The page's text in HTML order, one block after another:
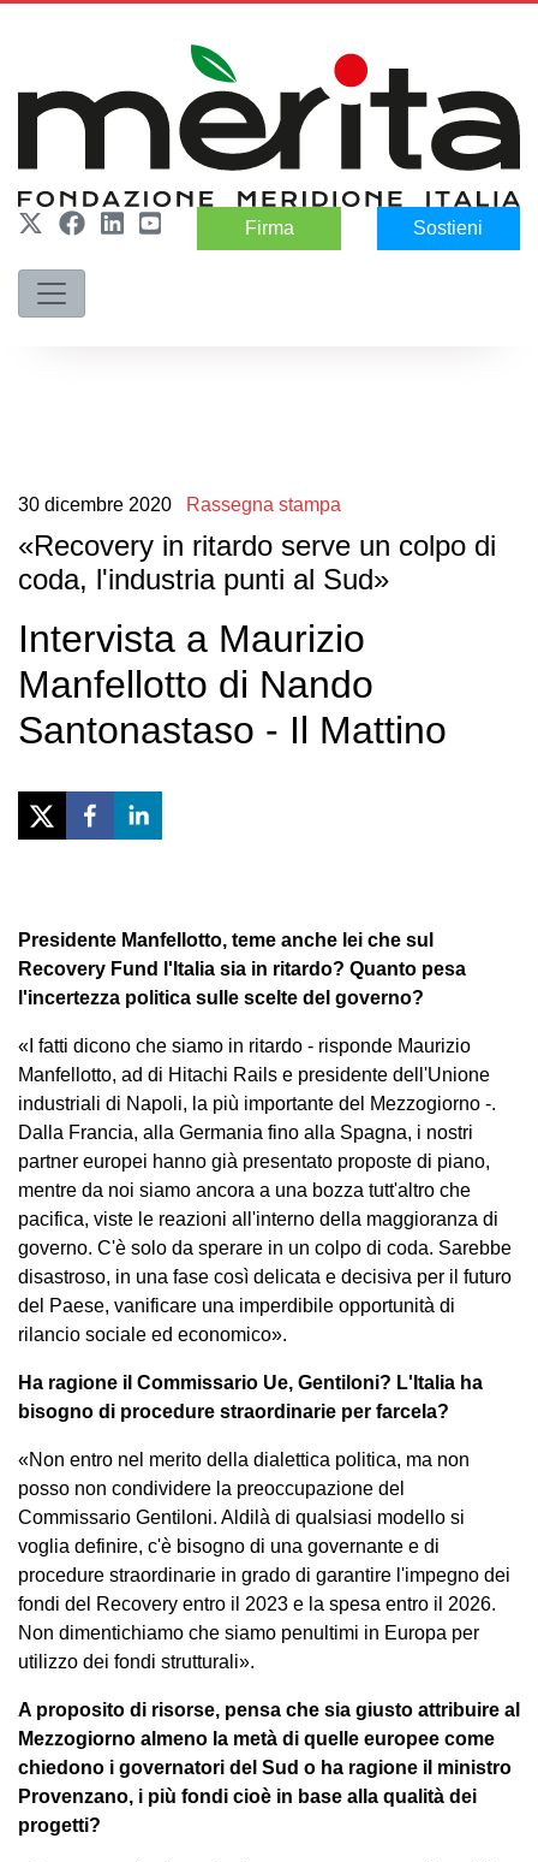
Firma Sostieni
30 dicembre 2020 Rassegna stampa
«Recovery in ritardo serve un colpo di
coda, l'industria punti al Sud»
Intervista a Maurizio
Manfellotto di Nando
Santonastaso - Il Mattino
Presidente Manfellotto, teme anche lei che sul
Recovery Fund l'Italia sia in ritardo? Quanto pesa
l'incertezza politica sulle scelte del governo?
«I fatti dicono che siamo in ritardo - risponde Maurizio
Manfellotto, ad di Hitachi Rails e presidente dell'Unione
industriali di Napoli, la più importante del Mezzogiorno -.
Dalla Francia, alla Germania fino alla Spagna, i nostri
partner europei hanno già presentato proposte di piano,
mentre da noi siamo ancora a una bozza tutt'altro che
pacifica, viste le reazioni all'interno della maggioranza di
governo. C'è solo da sperare in un colpo di coda. Sarebbe
disastroso, in una fase così delicata e decisiva per il futuro
del Paese, vanificare una imperdibile opportunità di
rilancio sociale ed economico».
Ha ragione il Commissario Ue, Gentiloni? L'Italia ha
bisogno di procedure straordinarie per farcela?
«Non entro nel merito della dialettica politica, ma non
posso non condividere la preoccupazione del
Commissario Gentiloni. Aldilà di qualsiasi modello si
voglia definire, c'è bisogno di una governante e di
procedure straordinarie in grado di garantire l'impegno dei
fondi del Recovery entro il 2023 e la spesa entro il 2026.
Non dimentichiamo che siamo penultimi in Europa per
utilizzo dei fondi strutturali».
A proposito di risorse, pensa che sia giusto attribuire al
Mezzogiorno almeno la metà di quelle europee come
chiedono i governatori del Sud o ha ragione il ministro
Provenzano, i più fondi cioè in base alla qualità dei
progetti?